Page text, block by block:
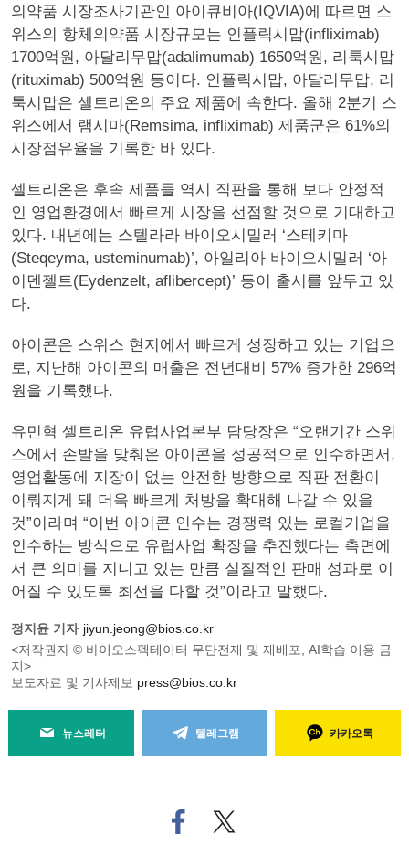
의약품 시장조사기관인 아이큐비아(IQVIA)에 따르면 스
위스의 항체의약품 시장규모는 인플릭시맙(infliximab)
1700억원, 아달리무맙(adalimumab) 1650억원, 리툭시맙
(rituximab) 500억원 등이다. 인플릭시맙, 아달리무맙, 리
툭시맙은 셀트리온의 주요 제품에 속한다. 올해 2분기 스
위스에서 램시마(Remsima, infliximab) 제품군은 61%의
시장점유율을 기록한 바 있다.
셀트리온은 후속 제품들 역시 직판을 통해 보다 안정적
인 영업환경에서 빠르게 시장을 선점할 것으로 기대하고
있다. 내년에는 스텔라라 바이오시밀러 ‘스테키마
(Steqeyma, usteminumab)’, 아일리아 바이오시밀러 ‘아
이덴젤트(Eydenzelt, aflibercept)’ 등이 출시를 앞두고 있
다.
아이콘은 스위스 현지에서 빠르게 성장하고 있는 기업으
로, 지난해 아이콘의 매출은 전년대비 57% 증가한 296억
원을 기록했다.
유민혁 셀트리온 유럽사업본부 담당장은 “오랜기간 스위
스에서 손발을 맞춰온 아이콘을 성공적으로 인수하면서,
영업활동에 지장이 없는 안전한 방향으로 직판 전환이
이뤄지게 돼 더욱 빠르게 처방을 확대해 나갈 수 있을
것”이라며 “이번 아이콘 인수는 경쟁력 있는 로컬기업을
인수하는 방식으로 유럽사업 확장을 추진했다는 측면에
서 큰 의미를 지니고 있는 만큼 실질적인 판매 성과로 이
어질 수 있도록 최선을 다할 것”이라고 말했다.
정지윤 기자 jiyun.jeong@bios.co.kr
<저작권자 © 바이오스펙테이터 무단전재 및 재배포, AI학습 이용 금
지>
보도자료 및 기사제보 press@bios.co.kr
뉴스레터 텔레그램 카카오톡
페
이
트위
터로